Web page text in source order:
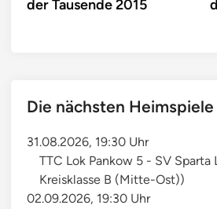
der Tausende 2015
Die nächsten Heimspiele
31.08.2026, 19:30 Uhr
TTC Lok Pankow 5 - SV Sparta
Kreisklasse B (Mitte-Ost))
02.09.2026, 19:30 Uhr